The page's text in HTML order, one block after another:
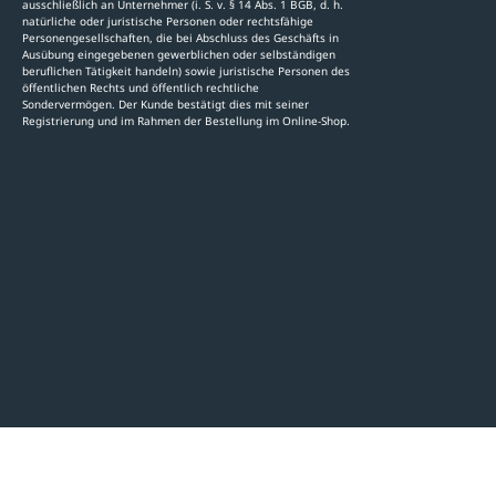
ausschließlich an Unternehmer (i. S. v. § 14 Abs. 1 BGB, d. h.
natürliche oder juristische Personen oder rechtsfähige
Personengesellschaften, die bei Abschluss des Geschäfts in
Ausübung eingegebenen gewerblichen oder selbständigen
beruflichen Tätigkeit handeln) sowie juristische Personen des
öffentlichen Rechts und öffentlich rechtliche
Sondervermögen. Der Kunde bestätigt dies mit seiner
Registrierung und im Rahmen der Bestellung im Online-Shop.